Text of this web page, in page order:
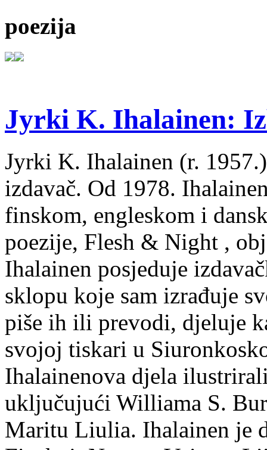
poezija
Jyrki K. Ihalainen:
Jyrki K. Ihalainen (r.
izdavač. Od 1978.
finskom, engleskom i
poezije, Flesh & Night ,
Ihalainen posjeduje
sklopu koje sam izrađuje
piše ih ili prevodi, djeluje
svojoj tiskari u
Ihalainenova djela
uključujući Williama S.
Maritu Liulia. Ihalainen je